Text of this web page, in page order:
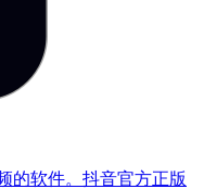
的软件。抖音官方正版